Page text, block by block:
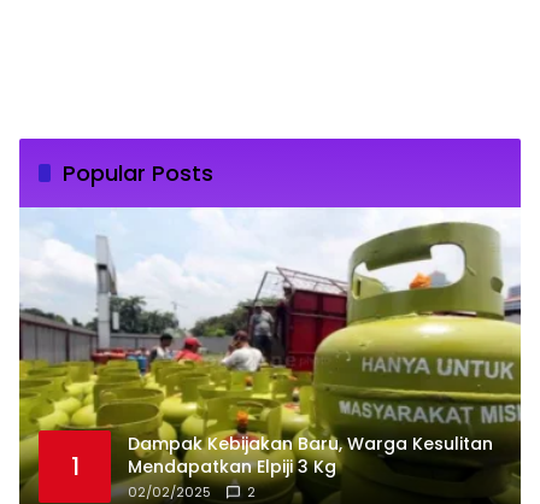
Popular Posts
1
Dampak Kebijakan Baru, Warga Kesulitan
Mendapatkan Elpiji 3 Kg
02/02/2025 2